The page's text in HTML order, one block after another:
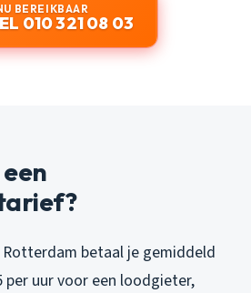
BEREIKBAAR
010 321 08 03
Rotterdam betaal je gemiddeld
per uur voor een loodgieter,